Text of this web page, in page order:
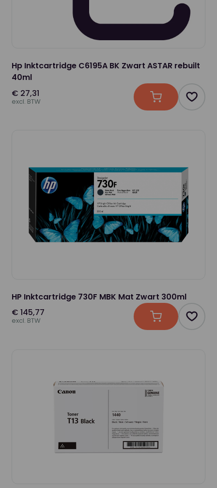
Hp Inktcartridge C6195A BK Zwart ASTAR rebuilt
40ml
€ 27,31
excl. BTW In winkelwagen
HP Inktcartridge 730F MBK Mat Zwart 300ml
€ 145,77
excl. BTW In winkelwagen